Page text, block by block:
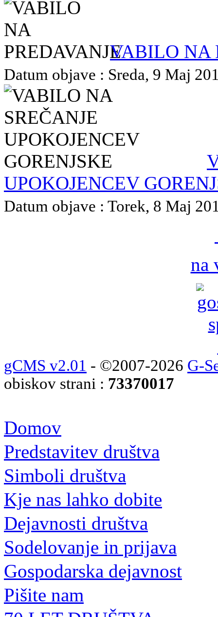
VABILO NA
Datum objave : Sreda, 9 Maj
UPOKOJENCEV
Datum objave : Torek, 8 Maj
na
gCMS v2.01 - ©2007-2026 G-
obiskov strani : 73370017
Domov
Predstavitev društva
Simboli društva
Kje nas lahko dobite
Dejavnosti društva
Sodelovanje in prijava
Gospodarska dejavnost
Pišite nam